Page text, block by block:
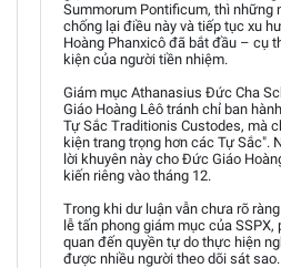
Summorum Pontificum, thì những
chống lại điều này và tiếp tục xu
Hoàng Phanxicô đã bắt đầu – cụ
kiện của người tiền nhiệm.
Giám mục Athanasius Đức Cha
Giáo Hoàng Lêô tránh chỉ ban
Tự Sắc Traditionis Custodes, mà
kiện trang trọng hơn các Tự Sắc".
lời khuyên này cho Đức Giáo
kiến riêng vào tháng 12.
Trong khi dư luận vẫn chưa rõ
lễ tấn phong giám mục của
quan đến quyền tự do thực hiện
được nhiều người theo dõi sát sao.